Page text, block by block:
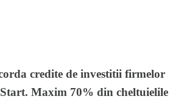
credite de investitii firmelor
Maxim 70% din cheltuielile